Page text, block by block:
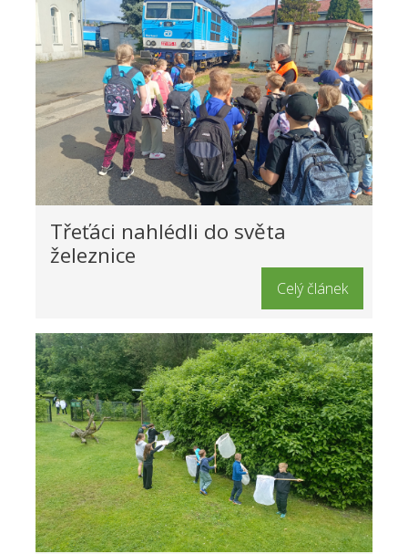
Třeťáci nahlédli do světa
železnice
Celý článek